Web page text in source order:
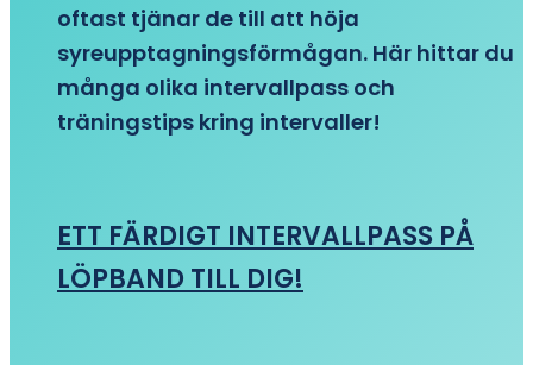
oftast tjänar de till att höja
syreupptagningsförmågan. Här hittar du
många olika intervallpass och
träningstips kring intervaller!
ETT FÄRDIGT INTERVALLPASS PÅ
LÖPBAND TILL DIG!